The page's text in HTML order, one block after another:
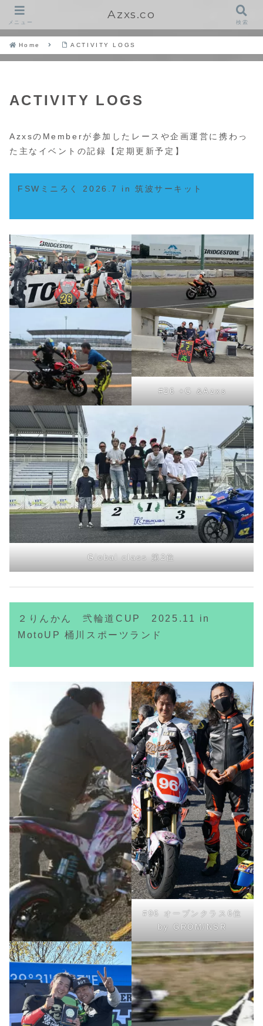
Home ACTIVITY LOGS
ACTIVITY LOGS
AzxsのMemberが参加したレースや企画運営に携わっ
た主なイベントの記録【定期更新予定】
FSWミニろく 2026.7 in 筑波サーキット
#26 +G &Azxs
Global class 第2位
２りんかん 弐輪道CUP 2025. 11 in
MotoUP 桶川スポーツランド
#96 オープンクラス6位
by GROM/NSR
メニュー
Azxs.co
検索